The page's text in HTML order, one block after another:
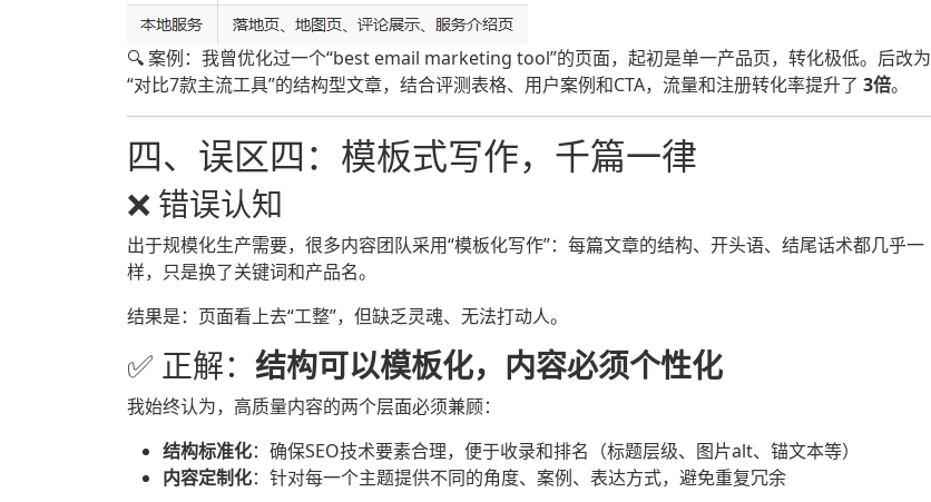
🔍 案例：我曾优化过一个“best email marketing tool”的页面，起初是单一产品页，转化极低。后改为
“对比7款主流工具”的结构型文章，结合评测表格、用户案例和CTA，流量和注册转化率提升了 3倍。
四、误区四：模板式写作，千篇一律
❌ 错误认知
出于规模化生产需要，很多内容团队采用“模板化写作”：每篇文章的结构、开头语、结尾话术都几乎一
样，只是换了关键词和产品名。
结果是：页面看上去“工整”，但缺乏灵魂、无法打动人。
✅ 正解： 结构可以模板化，内容必须个性化
我始终认为，高质量内容的两个层面必须兼顾：
结构标准化：确保SEO技术要素合理，便于收录和排名（标题层级、图片alt、锚文本等）
内容定制化：针对每一个主题提供不同的角度、案例、表达方式，避免重复冗余